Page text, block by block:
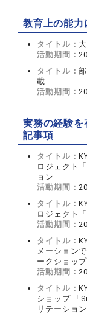
教育上の能力
タイトル：
活動期間：
タイトル：
載
活動期間：
実務の経験を
記事項
タイトル：
ロジェクト
ョン
活動期間：
タイトル：
ロジェクト
活動期間：
タイトル：
メーション
ークショッ
活動期間：
タイトル：
ショップ 「
リテーション